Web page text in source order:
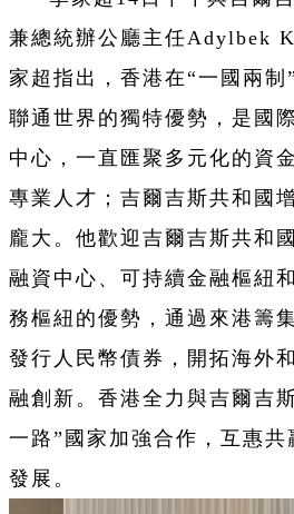
兼總統辦公廳主任Adylbek
家超指出，香港在“一國兩制
聯通世界的獨特優勢，是國
中心，一直匯聚多元化的資
專業人才；吉爾吉斯共和國
龐大。他歡迎吉爾吉斯共和
融資中心、可持續金融樞紐
務樞紐的優勢，通過來港籌
發行人民幣債券，開拓海外
融創新。香港全力與吉爾吉
一路”國家加強合作，互惠
發展。